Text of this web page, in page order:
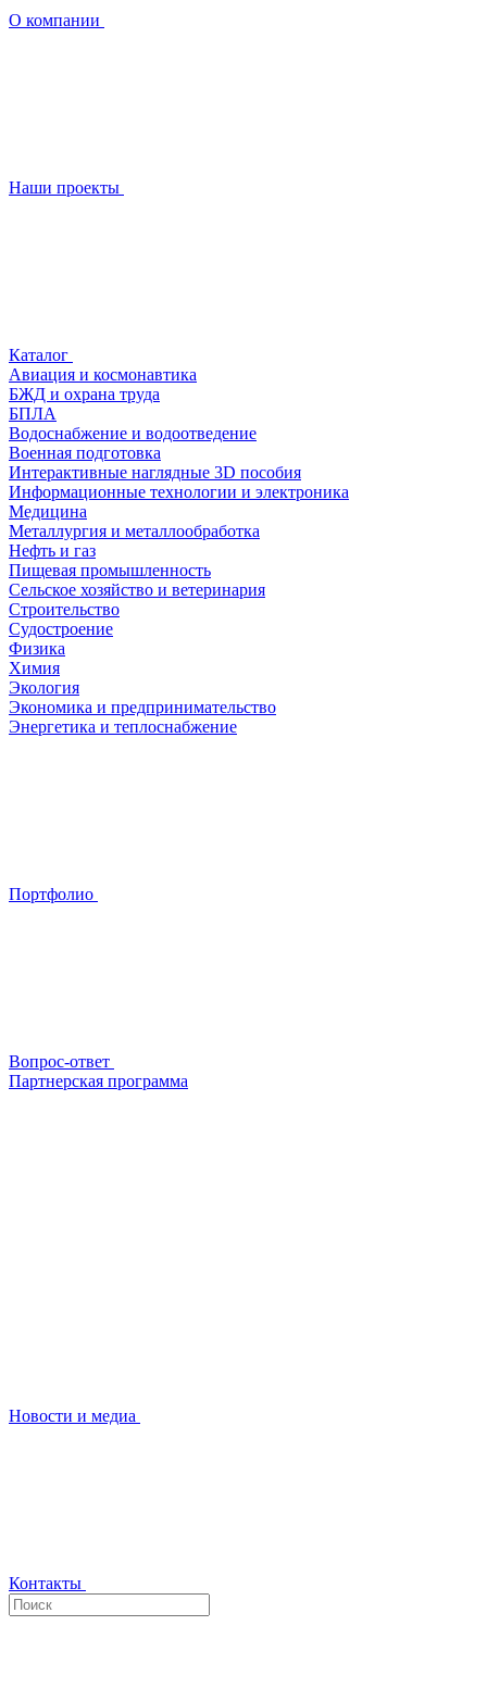
О компании
Наши проекты
Каталог
Авиация и космонавтика
БЖД и охрана труда
БПЛА
Водоснабжение и водоотведение
Военная подготовка
Интерактивные наглядные 3D пособия
Информационные технологии и электроника
Медицина
Металлургия и металлообработка
Нефть и газ
Пищевая промышленность
Сельское хозяйство и ветеринария
Строительство
Судостроение
Физика
Химия
Экология
Экономика и предпринимательство
Энергетика и теплоснабжение
Портфолио
Вопрос-ответ
Партнерская программа
Новости и медиа
Контакты